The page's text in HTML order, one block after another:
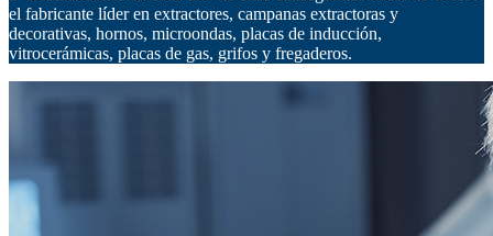
el fabricante líder en extractores, campanas extractoras y
decorativas, hornos, microondas, placas de inducción,
vitrocerámicas, placas de gas, grifos y fregaderos.